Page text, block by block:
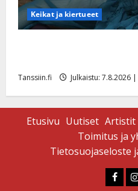
Keikat ja kiertueet
Tanssiin.fi Julkaistu: 7.8.2026
Etusivu Uutiset Artistit
Toimitus ja
Tietosuojaseloste